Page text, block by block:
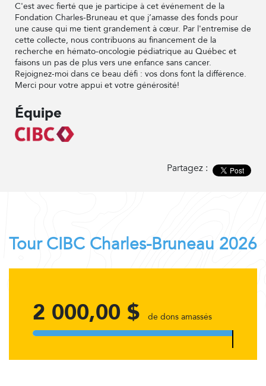
C'est avec fierté que je participe à cet événement de la
Fondation Charles-Bruneau et que j’amasse des fonds pour
une cause qui me tient grandement à cœur. Par l'entremise de
cette collecte, nous contribuons au financement de la
recherche en hémato-oncologie pédiatrique au Québec et
faisons un pas de plus vers une enfance sans cancer.
Rejoignez-moi dans ce beau défi : vos dons font la différence.
Merci pour votre appui et votre générosité!
Équipe
Partagez :
Tour CIBC Charles-Bruneau 2026
2 000,00 $ de dons amassés